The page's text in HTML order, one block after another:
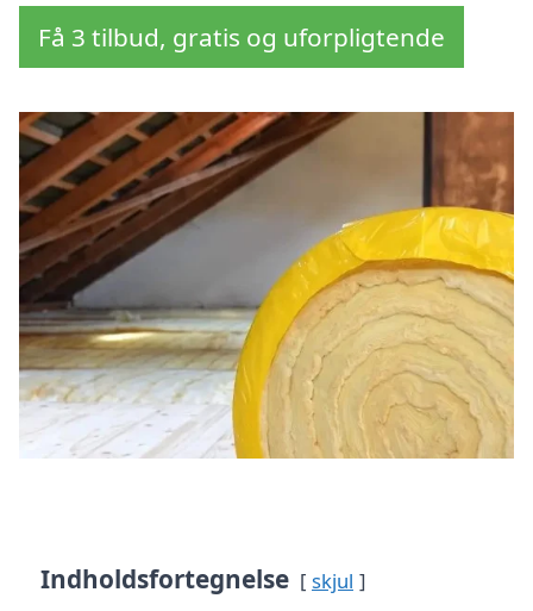
Få 3 tilbud, gratis og uforpligtende
Indholdsfortegnelse skjul